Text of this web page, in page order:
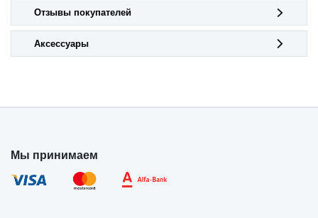
Отзывы покупателей
Аксессуары
Мы принимаем